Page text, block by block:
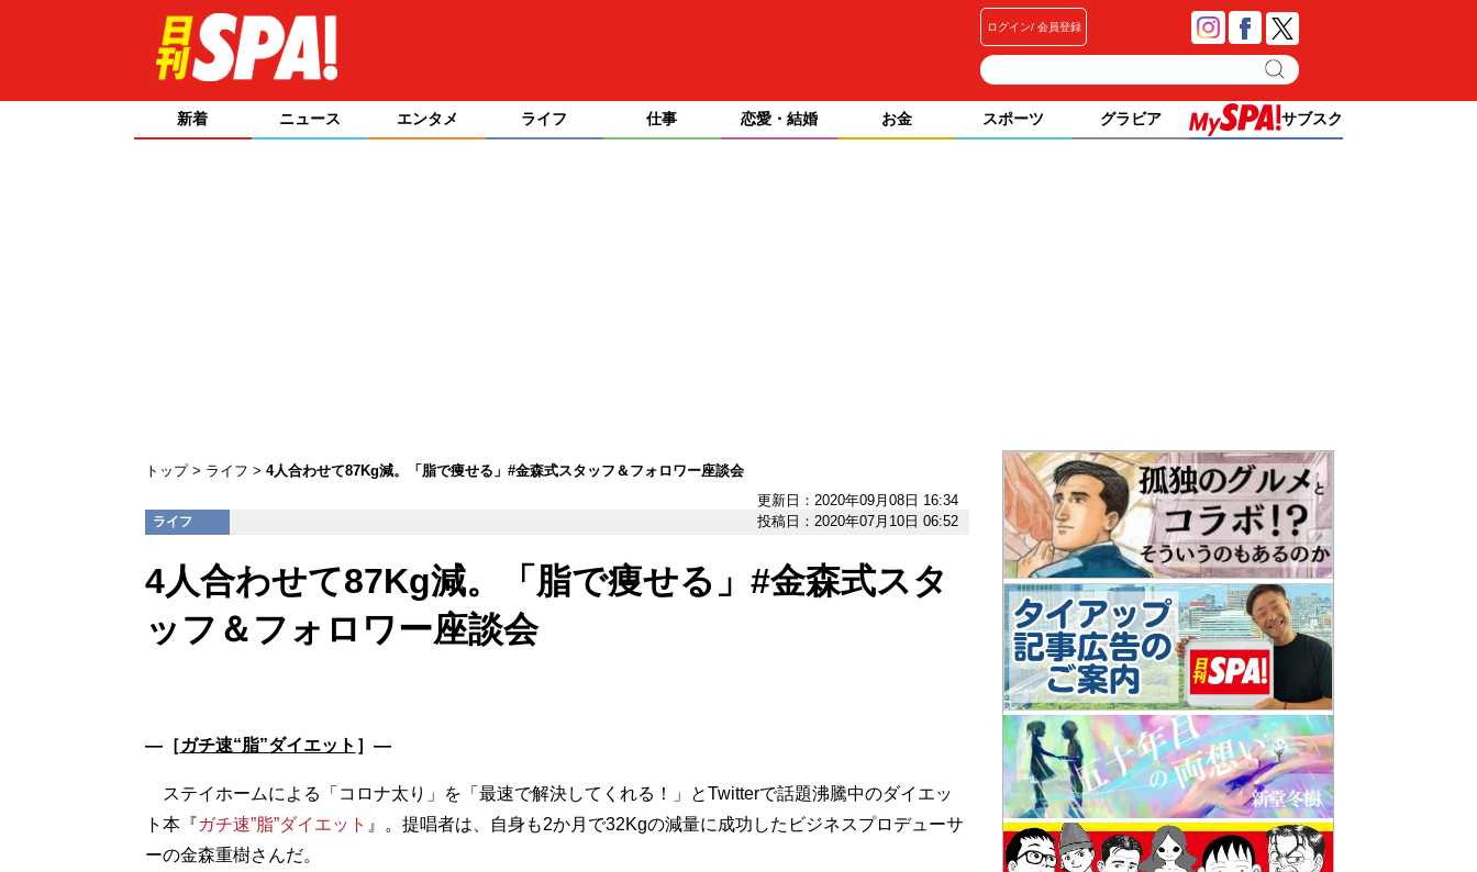
ログイン 会員登録
新着 ニュース エンタメ ライフ 仕事 恋愛・結婚 お金 スポーツ グラビア サブスク
トップ ライフ
4人合わせて87Kg減。「脂で痩せる」#金森式スタッフ＆フォロワー座談会
更新日：2020年09月08日 16:34
ライフ 投稿日：2020年07月10日 06:52
4人合わせて87Kg減。「脂で痩せる」#金森式スタ
ッフ＆フォロワー座談会
―［ガチ速“脂”ダイエット ］―
ステイホームによる「コロナ太り」を「最速で解決してくれる！」とTwitterで話題沸騰中のダイエッ
ト本『ガチ速”脂”ダイエット 』。提唱者は、自身も2か月で32Kgの減量に成功したビジネスプロデューサ
ーの金森重樹さんだ。